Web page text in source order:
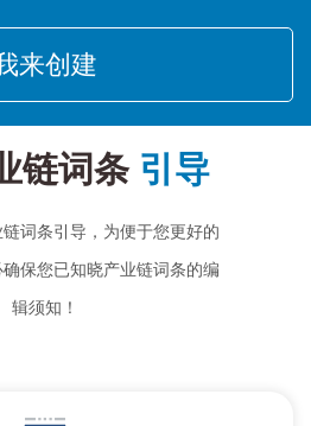
来创建
链词条 引导
词条引导，为便于您更好的
保您已知晓产业链词条的编
辑须知！